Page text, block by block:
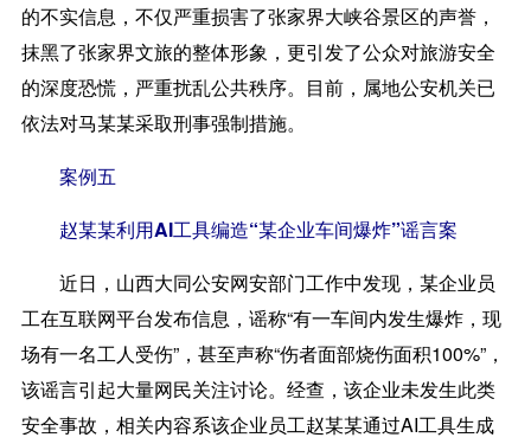
的不实信息，不仅严重损害了张家界大峡谷景区的声誉，
抹黑了张家界文旅的整体形象，更引发了公众对旅游安全
的深度恐慌，严重扰乱公共秩序。目前，属地公安机关已
依法对马某某采取刑事强制措施。
案例五
赵某某利用AI工具编造“某企业车间爆炸”谣言案
近日，山西大同公安网安部门工作中发现，某企业员
工在互联网平台发布信息，谣称“有一车间内发生爆炸，现
场有一名工人受伤”，甚至声称“伤者面部烧伤面积100%”，
该谣言引起大量网民关注讨论。经查，该企业未发生此类
安全事故，相关内容系该企业员工赵某某通过AI工具生成